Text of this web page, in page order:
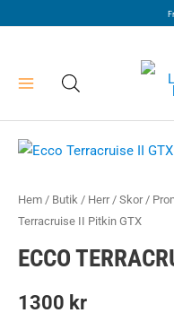
Hem / Butik / Herr/ Skor/
Terracruise II Pitkin GTX
ECCO
1300 kr